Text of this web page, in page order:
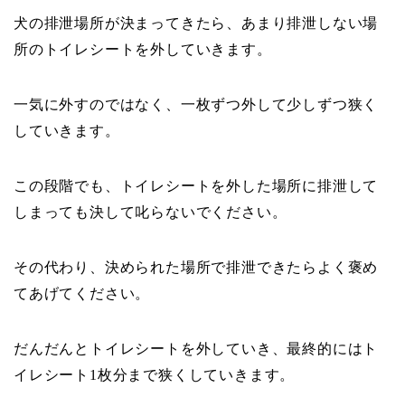
犬の排泄場所が決まってきたら、あまり排泄しない場
所のトイレシートを外していきます。
一気に外すのではなく、一枚ずつ外して少しずつ狭く
していきます。
この段階でも、トイレシートを外した場所に排泄して
しまっても決して叱らないでください。
その代わり、決められた場所で排泄できたらよく褒め
てあげてください。
だんだんとトイレシートを外していき、最終的にはト
イレシート 1 枚分まで狭くしていきます。